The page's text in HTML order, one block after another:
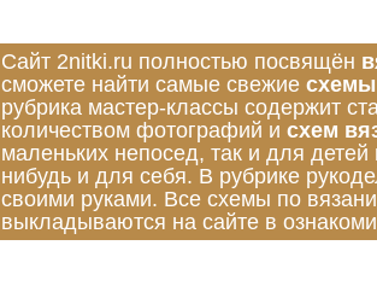
Сайт 2nitki.ru полностью посвящён
сможете найти самые свежие схемы
рубрика мастер-классы содержит
количеством фотографий и схем
маленьких непосед, так и для
нибудь и для себя. В рубрике
своими руками. Все схемы по
выкладываются на сайте в